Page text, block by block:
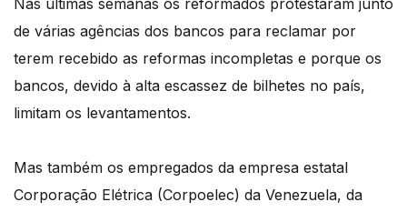
Nas últimas semanas os reformados protestaram junto
de várias agências dos bancos para reclamar por
terem recebido as reformas incompletas e porque os
bancos, devido à alta escassez de bilhetes no país,
limitam os levantamentos.
Mas também os empregados da empresa estatal
Corporação Elétrica (Corpoelec) da Venezuela, da